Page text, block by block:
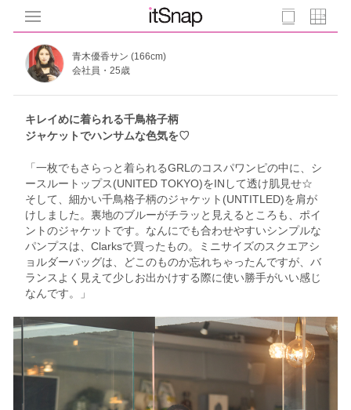
青木優香サン (166cm)
会社員・25歳
キレイめに着られる千鳥格子柄
ジャケットでハンサムな色気を♡
「一枚でもさらっと着られるGRLのコスパワンピの中に、シ
ースルートップス(UNITED TOKYO)をINして透け肌見せ☆
そして、細かい千鳥格子柄のジャケット(UNTITLED)を肩が
けしました。裏地のブルーがチラッと見えるところも、ポイ
ントのジャケットです。なんにでも合わせやすいシンプルな
パンプスは、Clarksで買ったもの。ミニサイズのスクエアシ
ョルダーバッグは、どこのものか忘れちゃったんですが、バ
ランスよく見えて少しお出かけする際に使い勝手がいい感じ
なんです。」